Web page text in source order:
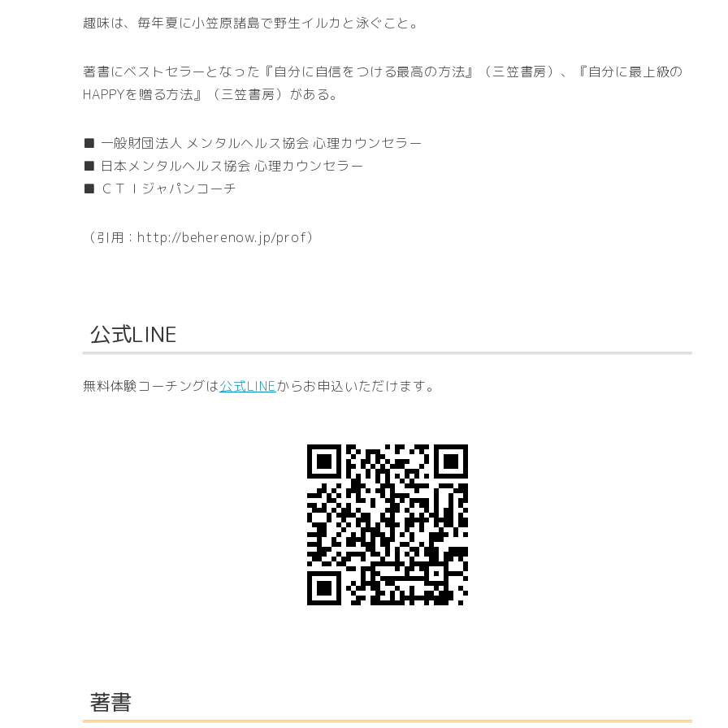
趣味は、毎年夏に小笠原諸島で野生イルカと泳ぐこと。
著書にベストセラーとなった『自分に自信をつける最高の方法』（三笠書房）、『自分に最上級の
HAPPYを贈る方法』（三笠書房）がある。
■ 一般財団法人 メンタルヘルス協会 心理カウンセラー
■ 日本メンタルヘルス協会 心理カウンセラー
■ ＣＴＩジャパンコーチ
（引用：http://beherenow.jp/prof）
公式LINE
無料体験コーチングは公式LINEからお申込いただけます。
著書